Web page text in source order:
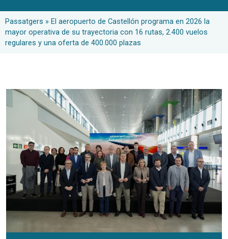
Passatgers » El aeropuerto de Castellón programa en 2026 la
mayor operativa de su trayectoria con 16 rutas, 2.400 vuelos
regulares y una oferta de 400.000 plazas